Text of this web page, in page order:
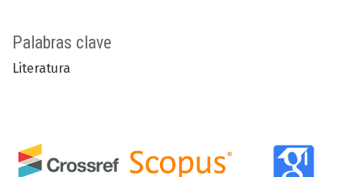
Palabras clave
Literatura